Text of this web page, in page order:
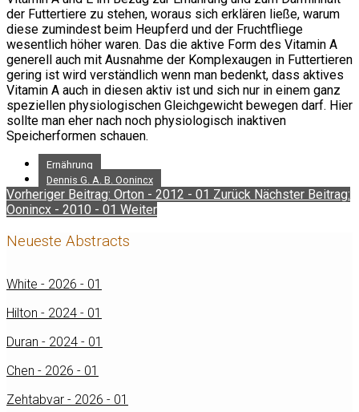
der Futtertiere zu stehen, woraus sich erklären ließe, warum
diese zumindest beim Heupferd und der Fruchtfliege
wesentlich höher waren. Das die aktive Form des Vitamin A
generell auch mit Ausnahme der Komplexaugen in Futtertieren
gering ist wird verständlich wenn man bedenkt, dass aktives
Vitamin A auch in diesen aktiv ist und sich nur in einem ganz
speziellen physiologischen Gleichgewicht bewegen darf. Hier
sollte man eher nach noch physiologisch inaktiven
Speicherformen schauen.
Ernährung
Dennis G. A. B. Oonincx
Vorheriger Beitrag: Orton - 2012 - 01 Zurück Nächster Beitrag:
Oonincx - 2010 - 01 Weiter
Neueste Abstracts
White - 2026 - 01
Hilton - 2024 - 01
Duran - 2024 - 01
Chen - 2026 - 01
Zehtabvar - 2026 - 01